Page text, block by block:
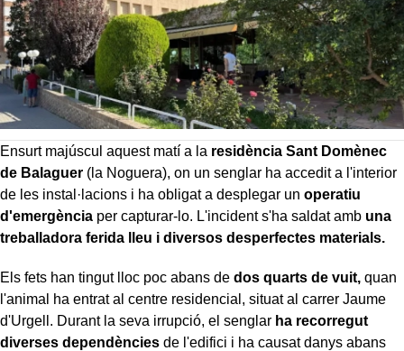
Ensurt majúscul aquest matí a la residència Sant Domènec
de Balaguer (la Noguera), on un senglar ha accedit a l'interior
de les instal·lacions i ha obligat a desplegar un operatiu
d'emergència per capturar-lo. L'incident s'ha saldat amb una
treballadora ferida lleu i diversos desperfectes materials.
Els fets han tingut lloc poc abans de dos quarts de vuit, quan
l'animal ha entrat al centre residencial, situat al carrer Jaume
d'Urgell. Durant la seva irrupció, el senglar ha recorregut
diverses dependències de l'edifici i ha causat danys abans